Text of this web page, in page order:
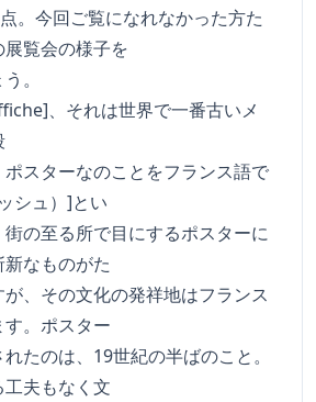
。今回ご覧になれなかった方た
覧会の様子を
。
、それは世界で一番古いメ
スターなのことをフランス語で
シュ）]とい
の至る所で目にするポスターに
なものがた
、その文化の発祥地はフランス
。ポスター
たのは、19世紀の半ばのこと。
夫もなく文